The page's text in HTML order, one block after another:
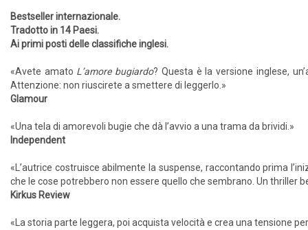
Bestseller internazionale.
Tradotto in 14 Paesi.
Ai primi posti delle classifiche inglesi.
«Avete amato L’amore bugiardo? Questa è la versione inglese,
Attenzione: non riuscirete a smettere di leggerlo.»
Glamour
«Una tela di amorevoli bugie che dà l’avvio a una trama da brividi.»
Independent
«L’autrice costruisce abilmente la suspense, raccontando prima
che le cose potrebbero non essere quello che sembrano. Un thriller
Kirkus Review
«La storia parte leggera, poi acquista velocità e crea una tensione